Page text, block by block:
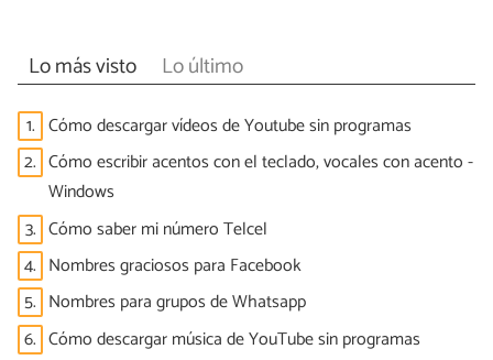
Lo más visto Lo último
1. Cómo descargar vídeos de Youtube sin programas
2. Cómo escribir acentos con el teclado, vocales con acento -
Windows
3. Cómo saber mi número Telcel
4. Nombres graciosos para Facebook
5. Nombres para grupos de Whatsapp
6. Cómo descargar música de YouTube sin programas